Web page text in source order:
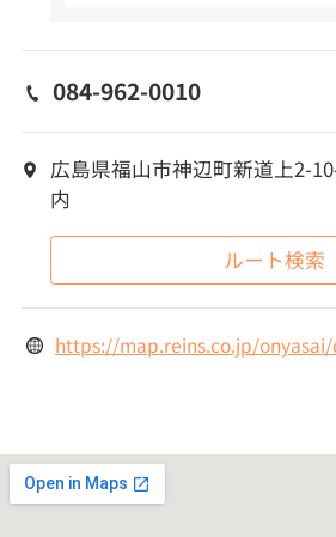
084-962-0010
広島県福山市神辺町新道上2-
内
ルート検索
https://map.reins.co.jp/